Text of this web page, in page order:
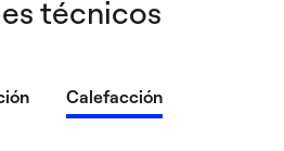
técnicos
Calefacción